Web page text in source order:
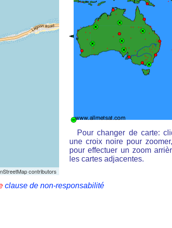
contributors
Pour changer de carte:
une croix noire pour
pour effectuer un zoom
les cartes adjacentes.
clause de non-responsabilité